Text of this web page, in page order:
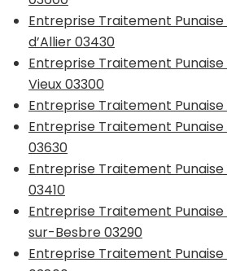
Entreprise Traitement Punaise
d’Allier 03430
Entreprise Traitement
Vieux 03300
Entreprise Traitement Punaise
Entreprise Traitement
03630
Entreprise Traitement
03410
Entreprise Traitement
sur-Besbre 03290
Entreprise Traitement